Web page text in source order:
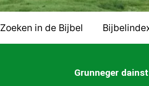
Zoeken in de Bijbel
Grunneger